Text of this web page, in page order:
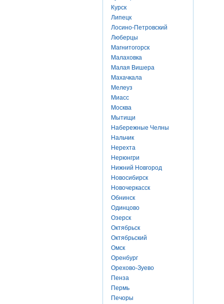
Курск
Липецк
Лосино-Петровский
Люберцы
Магнитогорск
Малаховка
Малая Вишера
Махачкала
Мелеуз
Миасс
Москва
Мытищи
Набережные Челны
Нальчик
Нерехта
Нерюнгри
Нижний Новгород
Новосибирск
Новочеркасск
Обнинск
Одинцово
Озерск
Октябрьск
Октябрьский
Омск
Оренбург
Орехово-Зуево
Пенза
Пермь
Печоры